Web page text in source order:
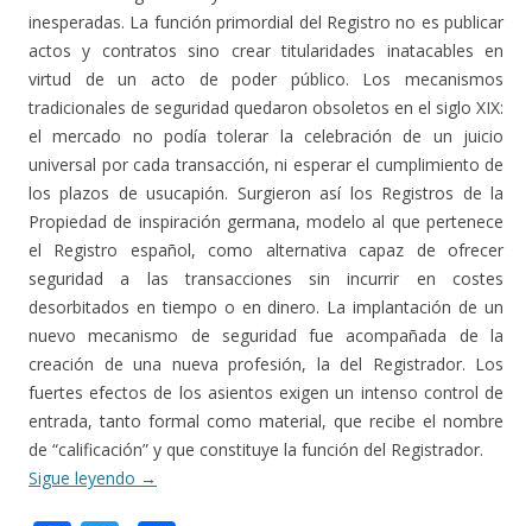
inesperadas. La función primordial del Registro no es publicar
actos y contratos sino crear titularidades inatacables en
virtud de un acto de poder público. Los mecanismos
tradicionales de seguridad quedaron obsoletos en el siglo XIX:
el mercado no podía tolerar la celebración de un juicio
universal por cada transacción, ni esperar el cumplimiento de
los plazos de usucapión. Surgieron así los Registros de la
Propiedad de inspiración germana, modelo al que pertenece
el Registro español, como alternativa capaz de ofrecer
seguridad a las transacciones sin incurrir en costes
desorbitados en tiempo o en dinero. La implantación de un
nuevo mecanismo de seguridad fue acompañada de la
creación de una nueva profesión, la del Registrador. Los
fuertes efectos de los asientos exigen un intenso control de
entrada, tanto formal como material, que recibe el nombre
de “calificación” y que constituye la función del Registrador.
Sigue leyendo →